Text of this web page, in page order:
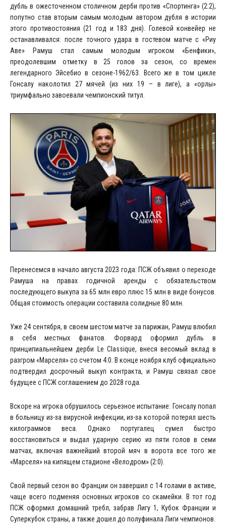
дубль в ожесточенном столичном дерби против «Спортинга» (2:2),
попутно став вторым самым молодым автором дубля в истории
этого противостояния (21 год и 183 дня). Голевой конвейер не
останавливался: после точного удара в гостевом матче с «Риу
Аве» Рамуш стал самым молодым игроком «Бенфики»,
преодолевшим отметку в 25 голов за сезон, со времен
легендарного Эйсебио в сезоне-1962/63. Всего же в том цикле
Гонсалу наколотил 27 мячей (из них 19 – в лиге), а «орлы»
триумфально завоевали чемпионский титул.
Перенесемся в начало августа 2023 года: ПСЖ объявил о переходе
Рамуша на правах годичной аренды с обязательством
последующего выкупа за 65 млн евро плюс 15 млн в виде бонусов.
Общая стоимость операции составила солидные 80 млн.
Уже 24 сентября, в своем шестом матче за парижан, Рамуш влюбил
в себя местных фанатов. Форвард оформил дубль в
принципиальнейшем дерби Le Classique, внеся весомый вклад в
разгром «Марселя» со счетом 4:0. В конце ноября клуб официально
подтвердил досрочный выкуп контракта, и Рамуш связал свое
будущее с ПСЖ соглашением до 2028 года.
Вскоре на игрока обрушилось серьезное испытание: Гонсалу попал
в больницу из-за вирусной инфекции, из-за которой потерял шесть
килограммов веса. Однако португалец сумел быстро
восстановиться и выдал ударную серию из пяти голов в семи
матчах, включая важнейший второй мяч в ворота все того же
«Марселя» на кипящем стадионе «Велодром» (2:0).
Свой первый сезон во Франции он завершил с 14 голами в активе,
чаще всего подменяя основных игроков со скамейки. В тот год
ПСЖ оформил домашний требл, забрав Лигу 1, Кубок Франции и
Суперкубок страны, а также дошел до полуфинала Лиги чемпионов.